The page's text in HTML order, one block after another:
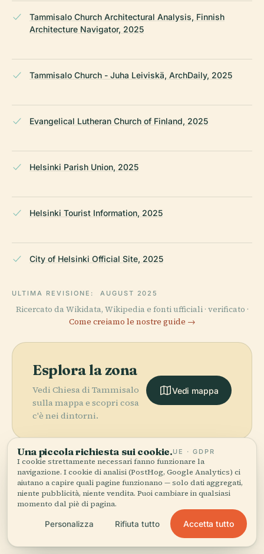
Tammisalo Church Architectural Analysis, Finnish
Architecture Navigator, 2025
Tammisalo Church - Juha Leiviskä, ArchDaily, 2025
Evangelical Lutheran Church of Finland, 2025
Helsinki Parish Union, 2025
Helsinki Tourist Information, 2025
City of Helsinki Official Site, 2025
ULTIMA REVISIONE: AUGUST 2025
Ricercato da Wikidata, Wikipedia e fonti ufficiali · verificato ·
Come creiamo le nostre guide →
Esplora la zona
Vedi Chiesa di Tammisalo
sulla mappa e scopri cosa
c'è nei dintorni.
Vedi mappa
More inHelsinki.
459 luoghi da scoprire — alcuni da abbinare.
Cimitero di
Hietaniemi
Opera
Finlandese
PLACE
Piazza del
Senato
Una piccola richiesta sui cookie.UE · GDPR
I cookie strettamente necessari fanno funzionare la
navigazione. I cookie di analisi (PostHog, Google Analytics) ci
aiutano a capire quali pagine funzionano — solo dati aggregati,
niente pubblicità, niente vendita. Puoi cambiare in qualsiasi
momento dal piè di pagina.
Personalizza Rifiuta tutto Accetta tutto